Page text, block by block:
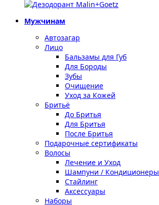
Мужчинам
Автозагар
Лицо
Бальзамы для Губ
Для Бороды
Зубы
Очищение
Уход за Кожей
Бритьё
До Бритья
Для Бритья
После Бритья
Подарочные сертификаты
Волосы
Лечение и Уход
Шампуни / Кондиционеры
Стайлинг
Аксессуары
Наборы